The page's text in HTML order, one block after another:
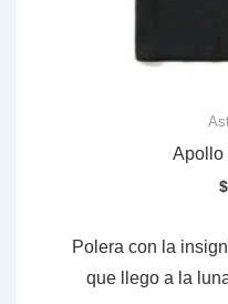
Apollo
$
Polera con la
que llego a la